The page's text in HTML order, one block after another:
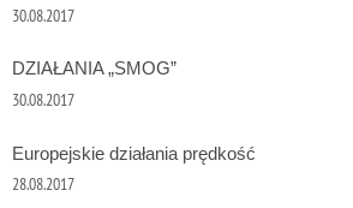
30.08.2017
DZIAŁANIA „SMOG”
30.08.2017
Europejskie działania prędkość
28.08.2017